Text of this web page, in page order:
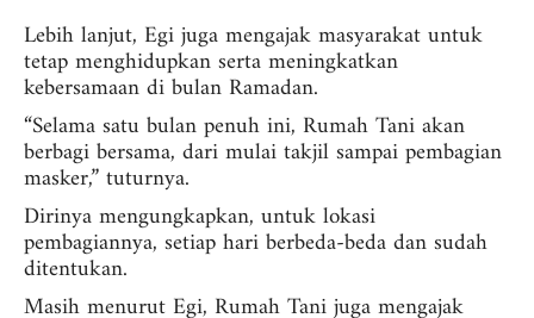
Lebih lanjut, Egi juga mengajak masyarakat untuk
tetap menghidupkan serta meningkatkan
kebersamaan di bulan Ramadan.
“Selama satu bulan penuh ini, Rumah Tani akan
berbagi bersama, dari mulai takjil sampai pembagian
masker,” tuturnya.
Dirinya mengungkapkan, untuk lokasi
pembagiannya, setiap hari berbeda-beda dan sudah
ditentukan.
Masih menurut Egi, Rumah Tani juga mengajak